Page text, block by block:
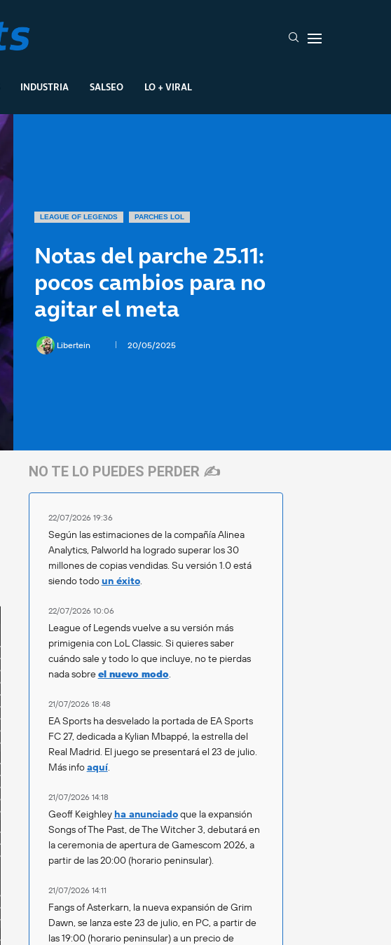
INDUSTRIA SALSEO LO + VIRAL
LEAGUE OF LEGENDS PARCHES LOL
Notas del parche 25.11:
pocos cambios para no
agitar el meta
Libertein 20/05/2025
NO TE LO PUEDES PERDER ✍️
22/07/2026 19:36
Según las estimaciones de la compañía Alinea
Analytics, Palworld ha logrado superar los 30
millones de copias vendidas. Su versión 1.0 está
siendo todoun éxito.
22/07/2026 10:06
League of Legends vuelve a su versión más
primigenia con LoL Classic. Si quieres saber
cuándo sale y todo lo que incluye, no te pierdas
nada sobreel nuevo modo.
21/07/2026 18:48
EA Sports ha desvelado la portada de EA Sports
FC 27, dedicada a Kylian Mbappé, la estrella del
Real Madrid. El juego se presentará el 23 de julio.
Más infoaquí.
21/07/2026 14:18
Geoff Keighley ha anunciadoque la expansión
Songs of The Past, de The Witcher 3, debutará en
la ceremonia de apertura de Gamescom 2026, a
partir de las 20:00 (horario peninsular).
21/07/2026 14:11
Fangs of Asterkarn, la nueva expansión de Grim
Dawn, se lanza este 23 de julio, en PC, a partir de
las 19:00 (horario peninsular) a un precio de